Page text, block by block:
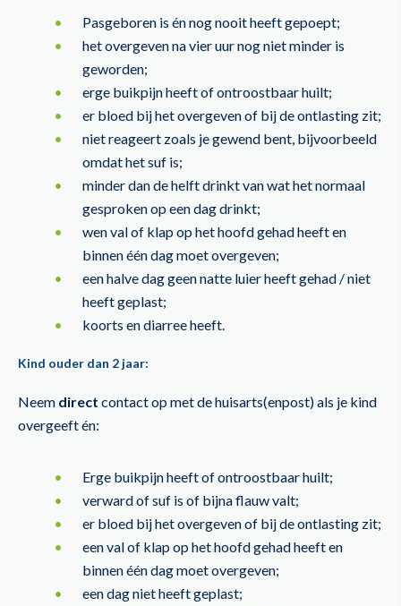
Pasgeboren is én nog nooit heeft gepoept;
het overgeven na vier uur nog niet minder is
geworden;
erge buikpijn heeft of ontroostbaar huilt;
er bloed bij het overgeven of bij de ontlasting zit;
niet reageert zoals je gewend bent, bijvoorbeeld
omdat het suf is;
minder dan de helft drinkt van wat het normaal
gesproken op een dag drinkt;
wen val of klap op het hoofd gehad heeft en
binnen één dag moet overgeven;
een halve dag geen natte luier heeft gehad / niet
heeft geplast;
koorts en diarree heeft.
Kind ouder dan 2 jaar:
Neem direct contact op met de huisarts(enpost) als je kind
overgeeft én:
Erge buikpijn heeft of ontroostbaar huilt;
verward of suf is of bijna flauw valt;
er bloed bij het overgeven of bij de ontlasting zit;
een val of klap op het hoofd gehad heeft en
binnen één dag moet overgeven;
een dag niet heeft geplast;